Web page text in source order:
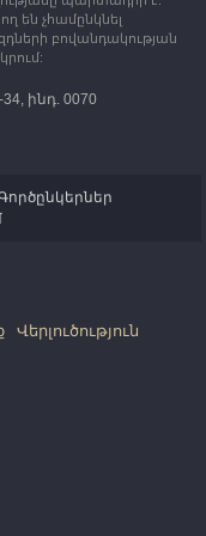
են չհամընկնել
բովանդակության
ինդ. 0070
Վերլուծություն